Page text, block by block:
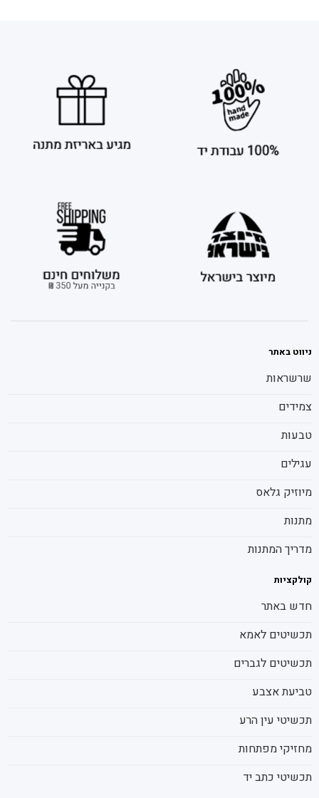
ניווט באתר
שרשראות
צמידים
טבעות
עגילים
מיוזיק גלאס
מתנות
מדריך המתנות
קולקציות
חדש באתר
תכשיטים לאמא
תכשיטים לגברים
טביעת אצבע
תכשיטי עין הרע
מחזיקי מפתחות
תכשיטי כתב יד